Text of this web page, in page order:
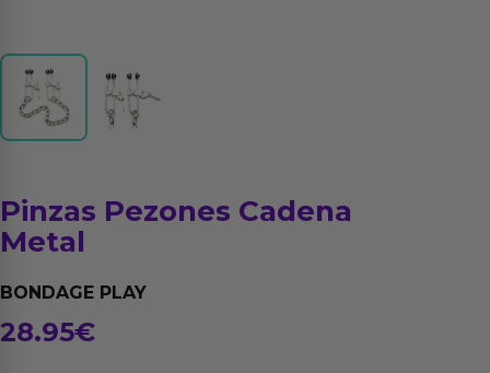
Pinzas Pezones Cadena
Metal
BONDAGE PLAY
28.95€